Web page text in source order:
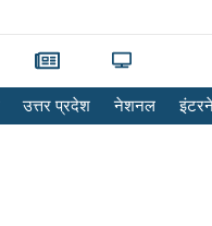
उत्तर प्रदेश नेशनल